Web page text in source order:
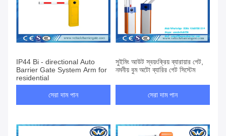
IP44 Bi - directional Auto
Barrier Gate System Arm for
residential
সেরা দাম পান
সুইমিং আউট স্বয়ংক্রিয় ব্যারায়ার গেট,
নমনীয় বুম অটো ব্যারির গেট সিস্টেম
সেরা দাম পান